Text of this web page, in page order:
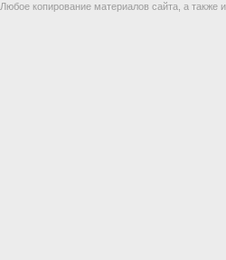
Любое копирование материалов сайта, а